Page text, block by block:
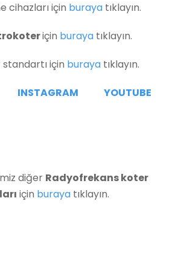
cihazları için buraya tıklayın.
için burayatıklayın.
için buraya tıklayın.
INSTAGRAM YOUTUBE
diğer Radyofrekans koter
için burayatıklayın.